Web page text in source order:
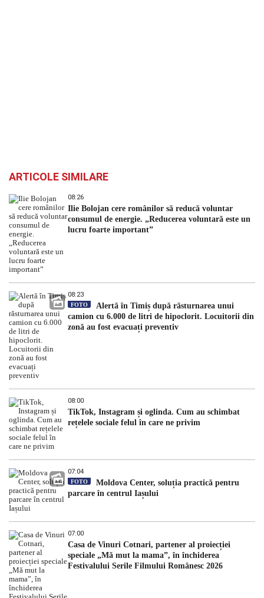
ARTICOLE SIMILARE
08:26
Ilie Bolojan cere românilor să reducă voluntar
consumul de energie. „Reducerea voluntară este un
lucru foarte important”
08:23
FOTO
Alertă în Timiș după răsturnarea unui
camion cu 6.000 de litri de hipoclorit. Locuitorii din
zonă au fost evacuați preventiv
08:00
TikTok, Instagram și oglinda. Cum au schimbat
rețelele sociale felul în care ne privim
07:04
FOTO
Moldova Center, soluția practică pentru
parcare în centrul Iașului
07:00
Casa de Vinuri Cotnari, partener al proiecției
speciale „Mă mut la mama”, în închiderea
Festivalului Serile Filmului Românesc 2026